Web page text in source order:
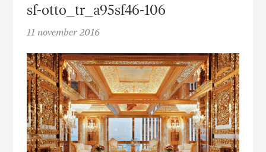
sf-otto_tr_a95sf46-106
11 november 2016